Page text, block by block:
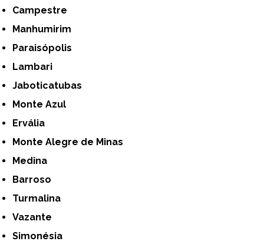
Campestre
Manhumirim
Paraisópolis
Lambari
Jaboticatubas
Monte Azul
Ervália
Monte Alegre de Minas
Medina
Barroso
Turmalina
Vazante
Simonésia